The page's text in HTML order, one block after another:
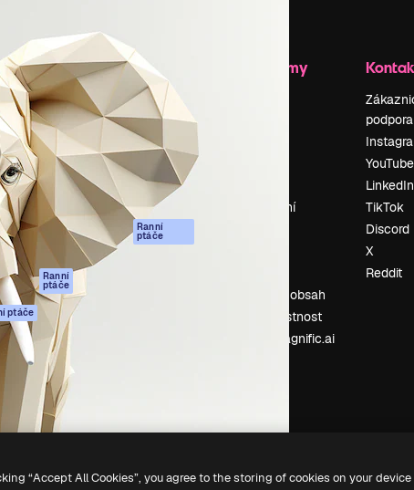
videa
Ranní
ptáče
ptáče
Začněte
Academy
Dokumentace
Podmínky použití
Zásady ochrany
osobních údajů
Originály Ranní
ptáče
Zásady používání
Centrum důvěry
Zdroje firmy
vyhledávání
Prodávejte obsah
Tisková místnost
Hledáte magnific.ai
podpora
YouTube
LinkedIn
TikTok
Discord
X
Reddit
vyhrazena
“Accept All Cookies”, you agree to the storing of cookies on your